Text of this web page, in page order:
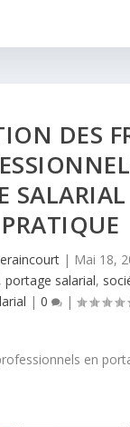
DES
PRATIQUE
| Mai 18,
, portage salarial,
| 0 |